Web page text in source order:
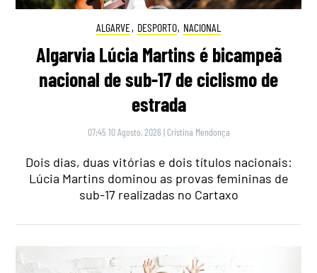
ALGARVE, DESPORTO, NACIONAL
Algarvia Lúcia Martins é bicampeã
nacional de sub-17 de ciclismo de
estrada
07:45 10 Agosto, 2026 | Cristina Mendonça
Dois dias, duas vitórias e dois títulos nacionais:
Lúcia Martins dominou as provas femininas de
sub-17 realizadas no Cartaxo